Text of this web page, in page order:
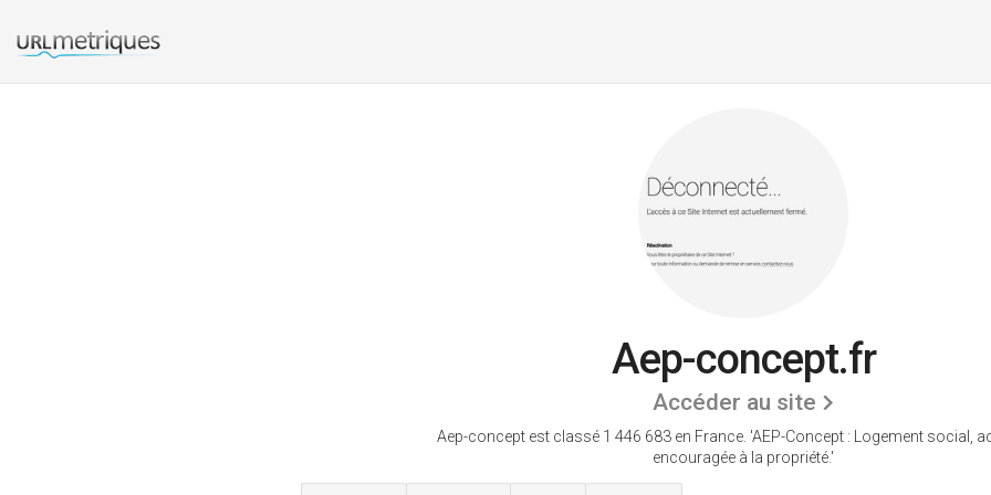
Aep-concept.fr
Accéder au site
Aep-concept est classé 1 446 683 en France. 'AEP-Concept : Logement social,
encouragée à la propriété.'